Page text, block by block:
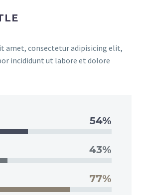
amet, consectetur adipisicing elit,
incididunt ut labore et dolore
54%
43%
77%